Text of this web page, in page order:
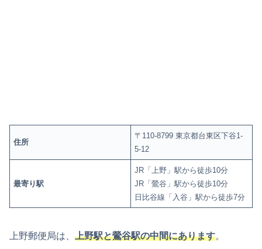
住所
〒110-8799 東京都台東区下谷1-
5-12
最寄り駅
JR「上野」駅から徒歩10分
JR「鶯谷」駅から徒歩10分
日比谷線「入谷」駅から徒歩7分
上野郵便局は、 上野駅と鶯谷駅の中間にあります。